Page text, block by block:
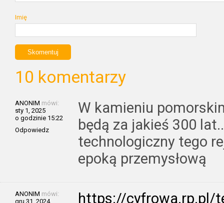
Imię
10 komentarzy
ANONIM mówi:
sty 1, 2025
o godzinie 15:22
Odpowiedz
W kamieniu
będą za jakieś 300
technologiczny tego
epoką przemysłową
ANONIM mówi:
gru 31, 2024
https://cyfrowa.rp.pl/